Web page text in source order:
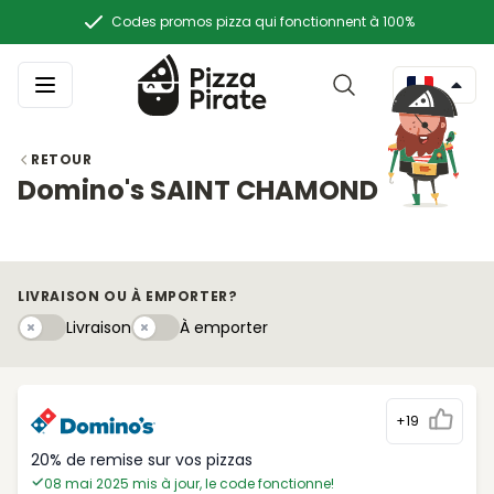
Codes promos pizza qui fonctionnent à 100%
RETOUR
Domino's SAINT CHAMOND
LIVRAISON OU À EMPORTER?
LivraisonLivraisonÀ emportery
À emporter
+19
20% de remise sur vos pizzas
08 mai 2025 mis à jour, le code fonctionne!